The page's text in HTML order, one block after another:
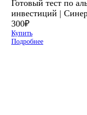
Готовый тест по
инвестиций |
300₽
Купить
Подробнее